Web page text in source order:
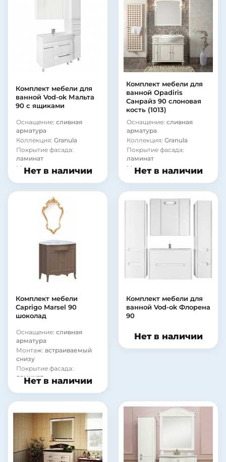
Комплект мебели для
ванной Vod-ok Мальта
90 с ящиками
Оснащение: сливная
арматура
Коллекция: Granula
Покрытие фасада:
ламинат
Материал корпуса: сталь
Нет в наличии
Комплект мебели для
ванной Opadiris
Санрайз 90 слоновая
кость (1013)
Оснащение: сливная
арматура
Коллекция: Granula
Покрытие фасада:
ламинат
Материал корпуса: сталь
Нет в наличии
Комплект мебели
Caprigo Marsel 90
шоколад
Оснащение: сливная
арматура
Монтаж: встраиваемый
снизу
Покрытие фасада:
ламинат
Материал корпуса:
Нет в наличии
Комплект мебели для
ванной Vod-ok Флорена
90
Нет в наличии